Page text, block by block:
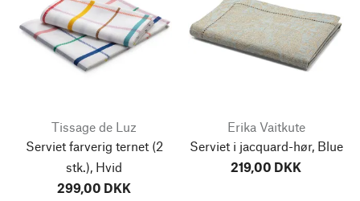
Tissage de Luz
Serviet farverig ternet (2
stk.), Hvid
299,00 DKK
Erika Vaitkute
Serviet i jacquard-hør, Blue
219,00 DKK